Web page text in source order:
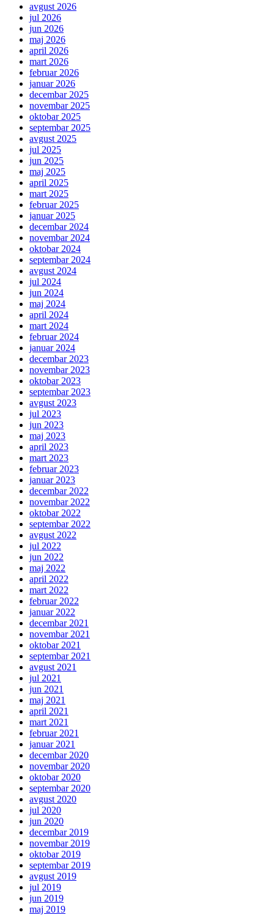
avgust 2026
jul 2026
jun 2026
maj 2026
april 2026
mart 2026
februar 2026
januar 2026
decembar 2025
novembar 2025
oktobar 2025
septembar 2025
avgust 2025
jul 2025
jun 2025
maj 2025
april 2025
mart 2025
februar 2025
januar 2025
decembar 2024
novembar 2024
oktobar 2024
septembar 2024
avgust 2024
jul 2024
jun 2024
maj 2024
april 2024
mart 2024
februar 2024
januar 2024
decembar 2023
novembar 2023
oktobar 2023
septembar 2023
avgust 2023
jul 2023
jun 2023
maj 2023
april 2023
mart 2023
februar 2023
januar 2023
decembar 2022
novembar 2022
oktobar 2022
septembar 2022
avgust 2022
jul 2022
jun 2022
maj 2022
april 2022
mart 2022
februar 2022
januar 2022
decembar 2021
novembar 2021
oktobar 2021
septembar 2021
avgust 2021
jul 2021
jun 2021
maj 2021
april 2021
mart 2021
februar 2021
januar 2021
decembar 2020
novembar 2020
oktobar 2020
septembar 2020
avgust 2020
jul 2020
jun 2020
decembar 2019
novembar 2019
oktobar 2019
septembar 2019
avgust 2019
jul 2019
jun 2019
maj 2019